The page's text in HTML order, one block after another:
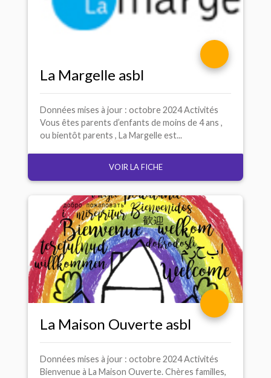
La Margelle asbl
Données mises à jour : octobre 2024 Activités
Vous êtes parents d’enfants de moins de 4 ans ,
ou bientôt parents , La Margelle est...
VOIR LA FICHE
La Maison Ouverte asbl
Données mises à jour : octobre 2024 Activités
Bienvenue à La Maison Ouverte. Chères familles,